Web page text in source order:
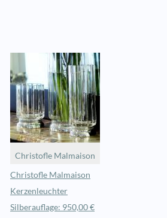
Christofle Malmaison
Christofle Malmaison
Kerzenleuchter
Silberauflage: 950,00 €